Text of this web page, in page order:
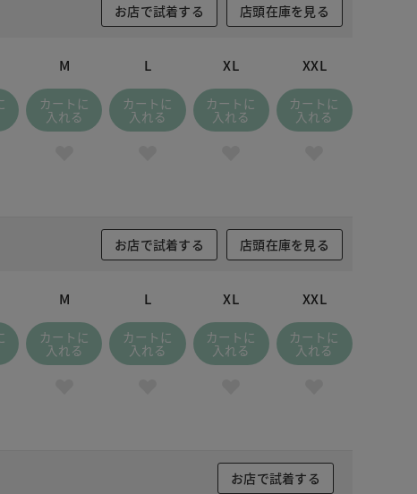
お店で試着する 店頭在庫を見る
M
カートに
入れる
L
カートに
入れる
XL
カートに
入れる
XXL
カートに
入れる
お店で試着する 店頭在庫を見る
M
カートに
入れる
L
カートに
入れる
XL
カートに
入れる
XXL
カートに
入れる
お店で試着する